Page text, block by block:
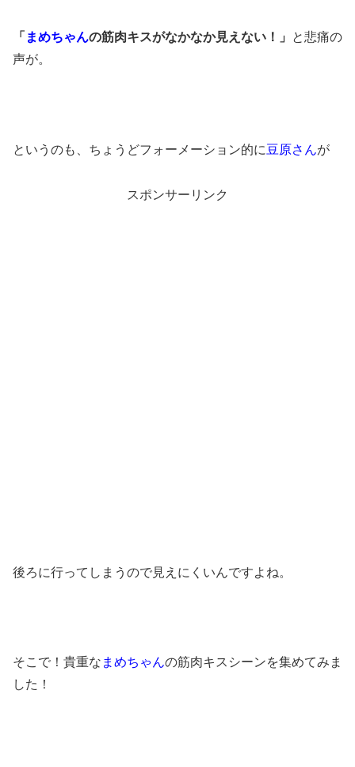
「 まめちゃんの筋肉キスがなかなか見えない！」
と悲痛の
声が。
というのも、ちょうどフォーメーション的に豆原さんが
スポンサーリンク
後ろに行ってしまうので見えにくいんですよね。
そこで！貴重な まめちゃんの筋肉キスシーンを集めてみま
した！